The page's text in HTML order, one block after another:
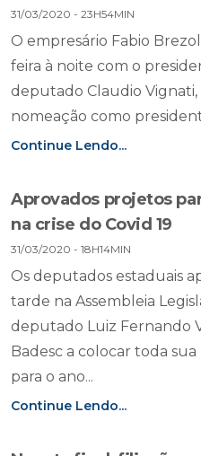
31/03/2020 - 23H54MIN
O empresário Fabio
feira à noite com o
deputado Claudio
nomeação como
Continue Lendo...
Aprovados projetos
na crise do Covid 19
31/03/2020 - 18H14MIN
Os deputados estaduais
tarde na Assembleia
deputado Luiz Fernando
Badesc a colocar toda
para o ano...
Continue Lendo...